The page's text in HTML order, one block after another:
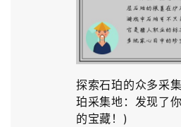
探索石珀的众多采
珀采集地：发现了
的宝藏！)